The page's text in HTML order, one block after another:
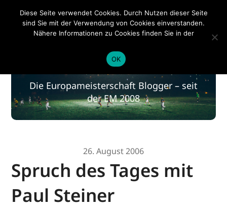
EM 2020
EM 2020
Die Europameisterschaft Blogger – seit
der EM 2008
26. August 2006
Spruch des Tages mit
Paul Steiner
Diese Seite verwendet Cookies. Durch Nutzen dieser Seite
sind Sie mit der Verwendung von Cookies einverstanden.
Nähere Informationen zu Cookies finden Sie in der
OK